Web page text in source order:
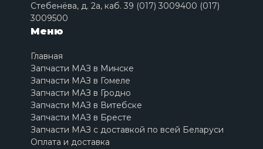
Стебенёва, д. 2a, каб. 39 (017) 3009400 (017)
3009500
Меню
Главная
Запчасти МАЗ в Минске
Запчасти МАЗ в Гомеле
Запчасти МАЗ в Гродно
Запчасти МАЗ в Витебске
Запчасти МАЗ в Бресте
Запчасти МАЗ с доставкой по всей Беларуси
Оплата и доставка